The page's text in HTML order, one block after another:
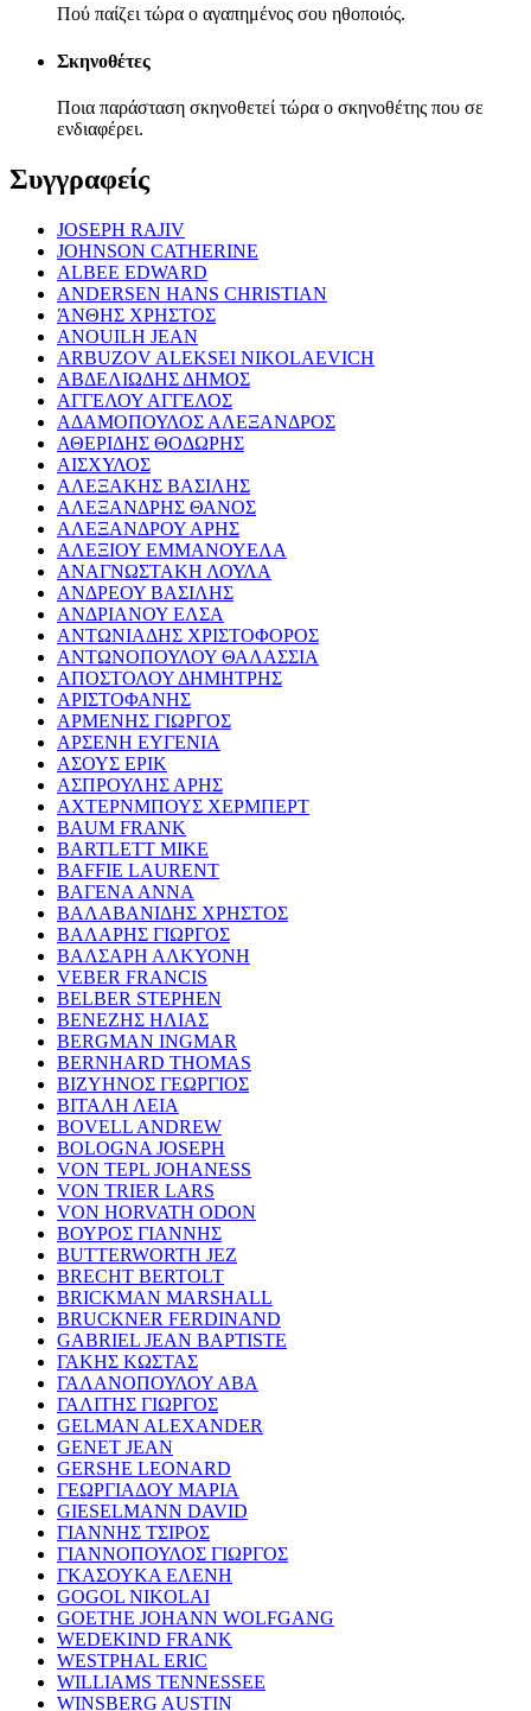
Πού παίζει τώρα ο αγαπημένος σου ηθοποιός.
Σκηνοθέτες
Ποια παράσταση σκηνοθετεί τώρα ο σκηνοθέτης που σε
ενδιαφέρει.
Συγγραφείς
JOSEPH RAJIV
JOHNSON CATHERINE
ALBEE EDWARD
ANDERSEN HANS CHRISTIAN
ΆΝΘΗΣ ΧΡΗΣΤΟΣ
ANOUILH JEAN
ARBUZOV ALEKSEI NIKOLAEVICH
ΑΒΔΕΛΙΩΔΗΣ ΔΗΜΟΣ
ΑΓΓΕΛΟΥ ΑΓΓΕΛΟΣ
ΑΔΑΜΟΠΟΥΛΟΣ ΑΛΕΞΑΝΔΡΟΣ
ΑΘΕΡΙΔΗΣ ΘΟΔΩΡΗΣ
ΑΙΣΧΥΛΟΣ
ΑΛΕΞΑΚΗΣ ΒΑΣΙΛΗΣ
ΑΛΕΞΑΝΔΡΗΣ ΘΑΝΟΣ
ΑΛΕΞΑΝΔΡΟΥ ΑΡΗΣ
ΑΛΕΞΙΟΥ ΕΜΜΑΝΟΥΕΛΑ
ΑΝΑΓΝΩΣΤΑΚΗ ΛΟΥΛΑ
ΑΝΔΡΕΟΥ ΒΑΣΙΛΗΣ
ΑΝΔΡΙΑΝΟΥ ΕΛΣΑ
ΑΝΤΩΝΙΑΔΗΣ ΧΡΙΣΤΟΦΟΡΟΣ
ΑΝΤΩΝΟΠΟΥΛΟΥ ΘΑΛΑΣΣΙΑ
ΑΠΟΣΤΟΛΟΥ ΔΗΜΗΤΡΗΣ
ΑΡΙΣΤΟΦΑΝΗΣ
ΑΡΜΕΝΗΣ ΓΙΩΡΓΟΣ
ΑΡΣΕΝΗ ΕΥΓΕΝΙΑ
ΑΣΟΥΣ ΕΡΙΚ
ΑΣΠΡΟΥΛΗΣ ΑΡΗΣ
ΑΧΤΕΡΝΜΠΟΥΣ ΧΕΡΜΠΕΡΤ
BAUM FRANK
BARTLETT MIKE
BAFFIE LAURENT
ΒΑΓΕΝΑ ΑΝΝΑ
ΒΑΛΑΒΑΝΙΔΗΣ ΧΡΗΣΤΟΣ
ΒΑΛΑΡΗΣ ΓΙΩΡΓΟΣ
ΒΑΛΣΑΡΗ ΑΛΚΥΟΝΗ
VEBER FRANCIS
BELBER STEPHEN
ΒΕΝΕΖΗΣ ΗΛΙΑΣ
BERGMAN INGMAR
BERNHARD THOMAS
ΒΙΖΥΗΝΟΣ ΓΕΩΡΓΙΟΣ
ΒΙΤΑΛΗ ΛΕΙΑ
BOVELL ANDREW
BOLOGNA JOSEPH
VON TEPL JOHANESS
VON TRIER LARS
VON HORVATH ODON
ΒΟΥΡΟΣ ΓΙΑΝΝΗΣ
BUTTERWORTH JEZ
BRECHT BERTOLT
BRICKMAN MARSHALL
BRUCKNER FERDINAND
GABRIEL JEAN BAPTISTE
ΓΑΚΗΣ ΚΩΣΤΑΣ
ΓΑΛΑΝΟΠΟΥΛΟΥ ΑΒΑ
ΓΑΛΙΤΗΣ ΓΙΩΡΓΟΣ
GELMAN ALEXANDER
GENET JEAN
GERSHE LEONARD
ΓΕΩΡΓΙΑΔΟΥ ΜΑΡΙΑ
GIESELMANN DAVID
ΓΙΑΝΝΗΣ ΤΣΙΡΟΣ
ΓΙΑΝΝΟΠΟΥΛΟΣ ΓΙΩΡΓΟΣ
ΓΚΑΣΟΥΚΑ ΕΛΕΝΗ
GOGOL NIKOLAI
GOETHE JOHANN WOLFGANG
WEDEKIND FRANK
WESTPHAL ERIC
WILLIAMS TENNESSEE
WINSBERG AUSTIN